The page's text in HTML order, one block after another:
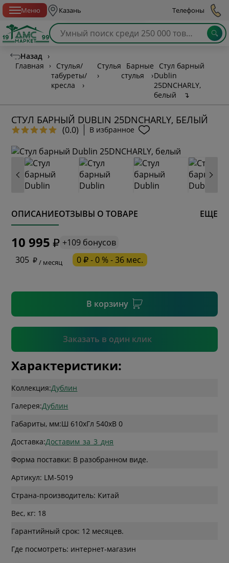
Меню Казань Телефоны
Назад ›
Главная
›
Стулья/
табуреты/
кресла
›
Стулья
›
Барные
стулья
›
Стул барный
Dublin
25DNCHARLY,
белый
↴
СТУЛ БАРНЫЙ DUBLIN 25DNCHARLY, БЕЛЫЙ
(0.0) В избранное
ОПИСАНИЕОТЗЫВЫ О ТОВАРЕ ЕЩЕ
10 995
+109 бонусов
305
/ месяц 0 ₽ - 0 % - 36 мес.
В корзину
Заказать в один клик
* обязательное поле
* необязательное поле
Подтвердить
Характеристики:
Коллекция:Дублин
Галерея:Дублин
Габариты, мм:Ш 610xГл 540xВ 0
Доставка:Доставим_за_3_дня
Форма поставки: В разобранном виде.
Артикул: LM-5019
Страна-производитель: Китай
Вес, кг: 18
Гарантийный срок: 12 месяцев.
Где посмотреть: интернет-магазин